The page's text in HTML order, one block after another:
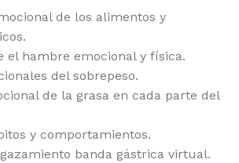
de los alimentos y
el hambre emocional y física.
del sobrepeso.
de la grasa en cada parte del
y comportamientos.
banda gástrica virtual.